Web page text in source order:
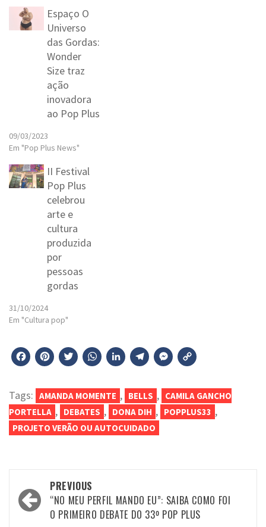
Espaço O
Universo
das Gordas:
Wonder
Size traz
ação
inovadora
ao Pop Plus
09/03/2023
Em "Pop Plus News"
II Festival
Pop Plus
celebrou
arte e
cultura
produzida
por
pessoas
gordas
31/10/2024
Em "Cultura pop"
Facebook
Pinterest
Twitter
WhatsApp
LinkedIn
Telegram
Messenger
Tags: AMANDA MOMENTE , BELLS , CAMILA GANCHO
PORTELLA , DEBATES , DONA DIH , POPPLUS33 ,
PROJETO VERÃO OU AUTOCUIDADO
Post
navigation
PREVIOUS
“NO MEU PERFIL MANDO EU”: SAIBA COMO FOI
O PRIMEIRO DEBATE DO 33º POP PLUS